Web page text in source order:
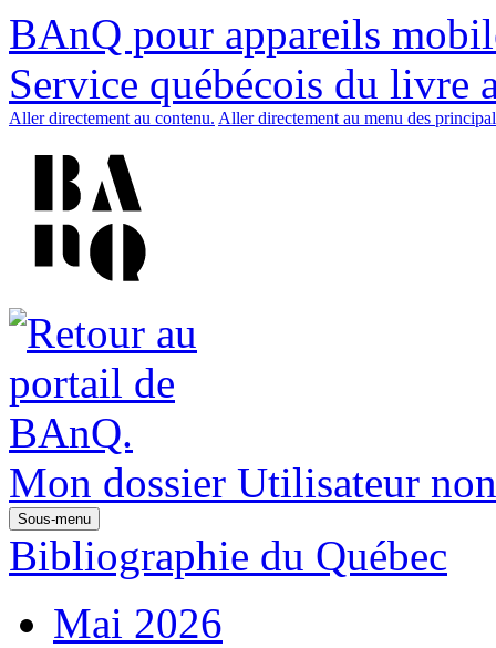
BAnQ pour appareils
Service québécois du livre
Aller directement au contenu. Aller directement au menu des
Mon dossier Utilisateur
Sous-menu
Bibliographie du Québec
Mai 2026